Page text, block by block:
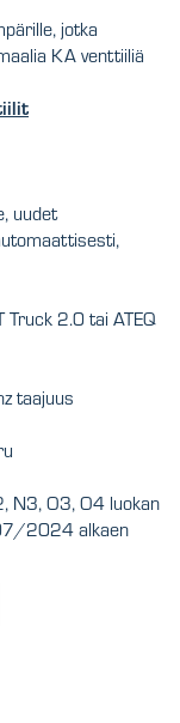
jotka
KA venttiiliä
uudet
Truck 2.0 tai ATEQ
taajuus
N3, O3, O4 luokan
2024 alkaen